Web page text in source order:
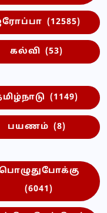
(12585)
கல்வி (53)
(1149)
பயணம் (8)
(6041)